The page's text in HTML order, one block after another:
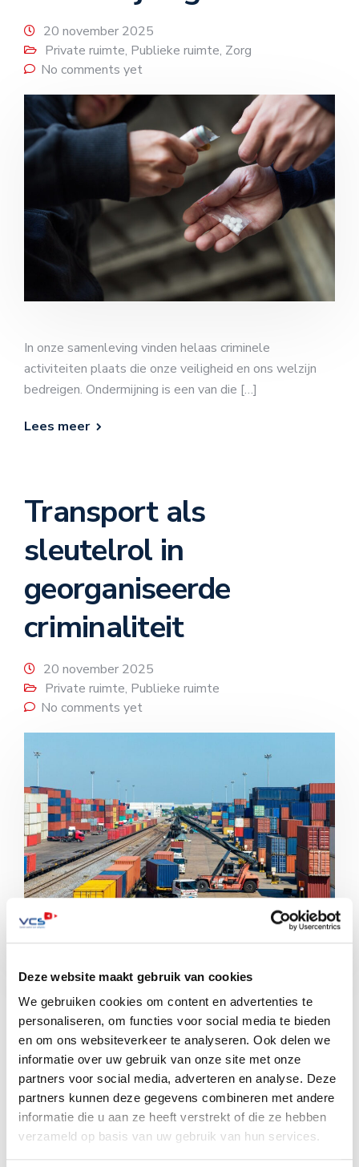
Deze website maakt gebruik van cookies
We gebruiken cookies om content en advertenties te
personaliseren, om functies voor social media te bieden
en om ons websiteverkeer te analyseren. Ook delen we
informatie over uw gebruik van onze site met onze
partners voor social media, adverteren en analyse. Deze
partners kunnen deze gegevens combineren met andere
informatie die u aan ze heeft verstrekt of die ze hebben
verzameld op basis van uw gebruik van hun services.
20 november 2025
Private ruimte, Publieke ruimte, Zorg
No comments yet
In onze samenleving vinden helaas criminele
activiteiten plaats die onze veiligheid en ons welzijn
bedreigen. Ondermijning is een van die […]
Lees meer
Transport als
sleutelrol in
georganiseerde
criminaliteit
20 november 2025
Private ruimte, Publieke ruimte
No comments yet
Nederland heeft traditioneel een leidende positie in de
transport- en logistieke sector, waardoor deze sector
een belangrijke bijdrage levert aan […]
Lees meer
CameraToezicht